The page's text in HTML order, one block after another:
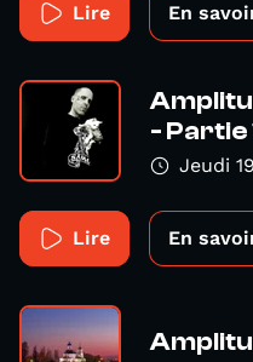
Lire En
- Partie
Jeudi
Lire En